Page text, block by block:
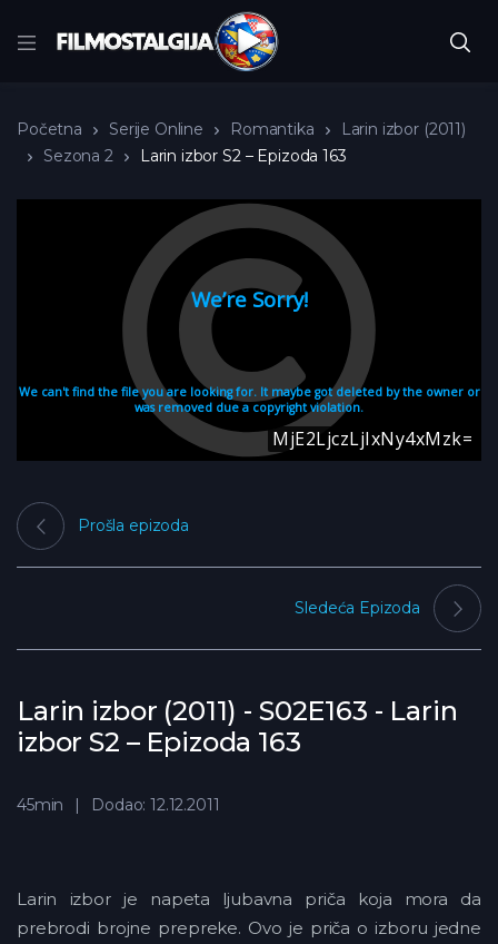
Početna Serije Online Romantika
Larin izbor (2011)
Sezona 2
Larin izbor S2 – Epizoda 163
Larin izbor (2011) - S02E163 - Larin
izbor S2 – Epizoda 163
Prošla epizoda
Sledeća Epizoda
45min Dodao: 12.12.2011
Larin izbor je napeta ljubavna priča koja mora da
prebrodi brojne prepreke. Ovo je priča o izboru jedne